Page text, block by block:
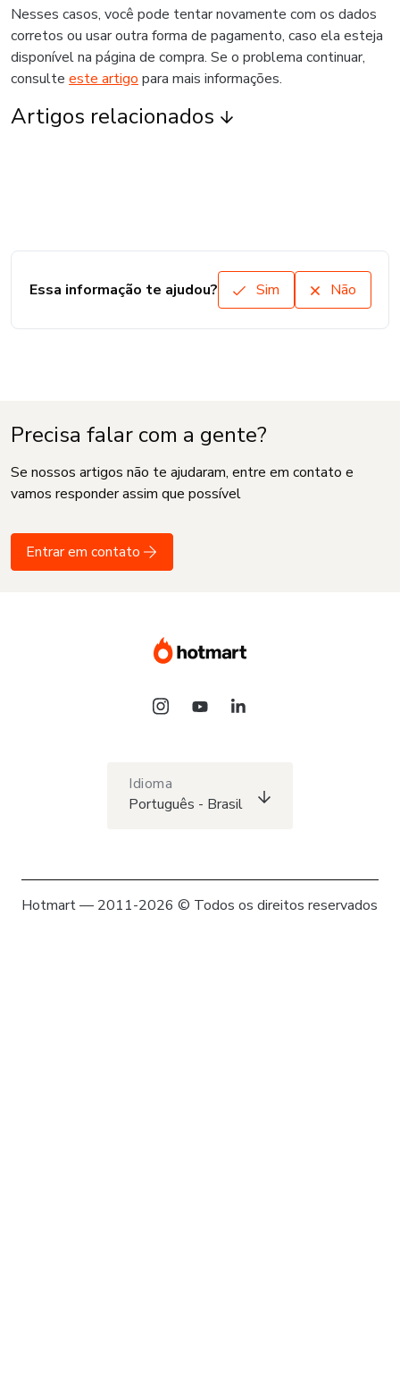
Nesses casos, você pode tentar novamente com os dados
corretos ou usar outra forma de pagamento, caso ela esteja
disponível na página de compra. Se o problema continuar,
consulte este artigo para mais informações.
Artigos relacionados
Essa informação te ajudou? Sim Não
Precisa falar com a gente?
Se nossos artigos não te ajudaram, entre em contato e
vamos responder assim que possível
Entrar em contato
Idioma
Português - Brasil
Hotmart — 2011-2026 © Todos os direitos reservados